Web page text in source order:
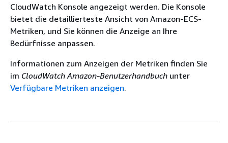
CloudWatch Konsole angezeigt werden. Die Konsole
bietet die detaillierteste Ansicht von Amazon-ECS-
Metriken, und Sie können die Anzeige an Ihre
Bedürfnisse anpassen.
Informationen zum Anzeigen der Metriken finden Sie
im CloudWatch Amazon-Benutzerhandbuch unter
Verfügbare Metriken anzeigen.